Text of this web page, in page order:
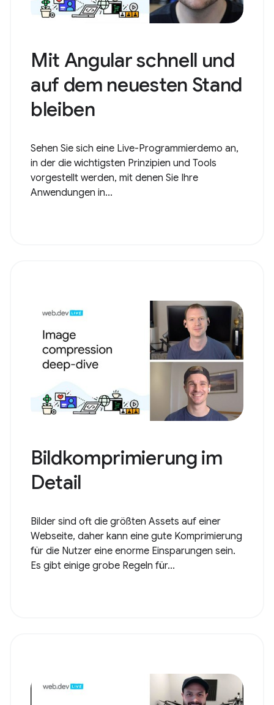
Mit Angular schnell und
auf dem neuesten Stand
bleiben
Sehen Sie sich eine Live-Programmierdemo an,
in der die wichtigsten Prinzipien und Tools
vorgestellt werden, mit denen Sie Ihre
Anwendungen in...
Bildkomprimierung im
Detail
Bilder sind oft die größten Assets auf einer
Webseite, daher kann eine gute Komprimierung
für die Nutzer eine enorme Einsparungen sein.
Es gibt einige grobe Regeln für...